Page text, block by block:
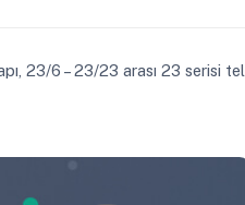
23/6 – 23/23 arası 23 serisi tel